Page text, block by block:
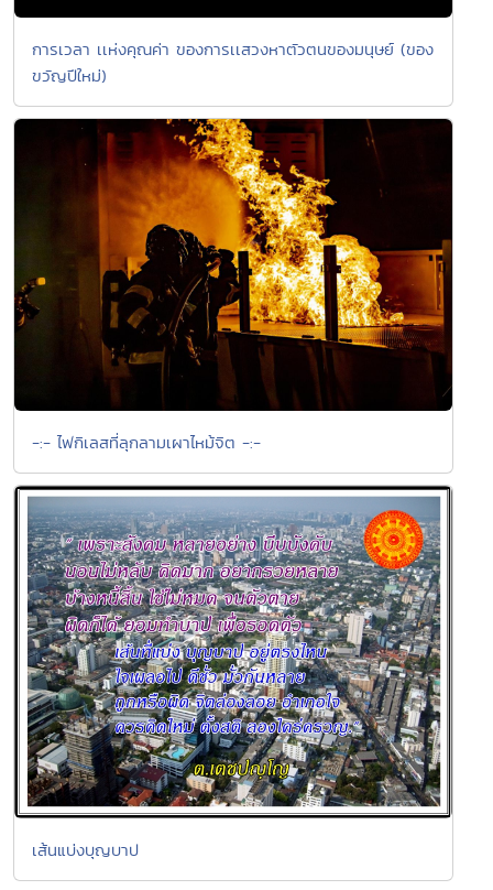
การเวลา เเห่งคุณค่า ของการเเสวงหาตัวตนของมนุษย์ (ของ
ขวัญปีใหม่)
-:- ไฟกิเลสที่ลุกลามเผาไหม้จิต -:-
เส้นแบ่งบุญบาป